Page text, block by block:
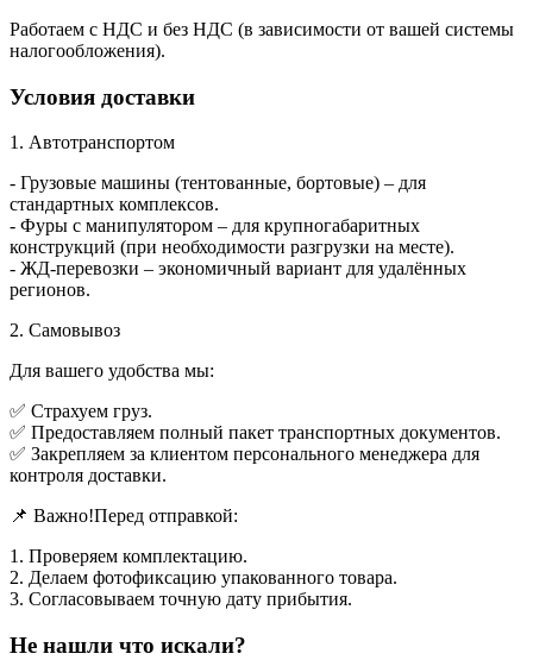
Работаем с НДС и без НДС (в зависимости от вашей системы
налогообложения).
Условия доставки
1. Автотранспортом
- Грузовые машины (тентованные, бортовые) – для
стандартных комплексов.
- Фуры с манипулятором – для крупногабаритных
конструкций (при необходимости разгрузки на месте).
- ЖД-перевозки – экономичный вариант для удалённых
регионов.
2. Самовывоз
Для вашего удобства мы:
✅ Страхуем груз.
✅ Предоставляем полный пакет транспортных документов.
✅ Закрепляем за клиентом персонального менеджера для
контроля доставки.
📌 Важно!Перед отправкой:
1. Проверяем комплектацию.
2. Делаем фотофиксацию упакованного товара.
3. Согласовываем точную дату прибытия.
Не нашли что искали?